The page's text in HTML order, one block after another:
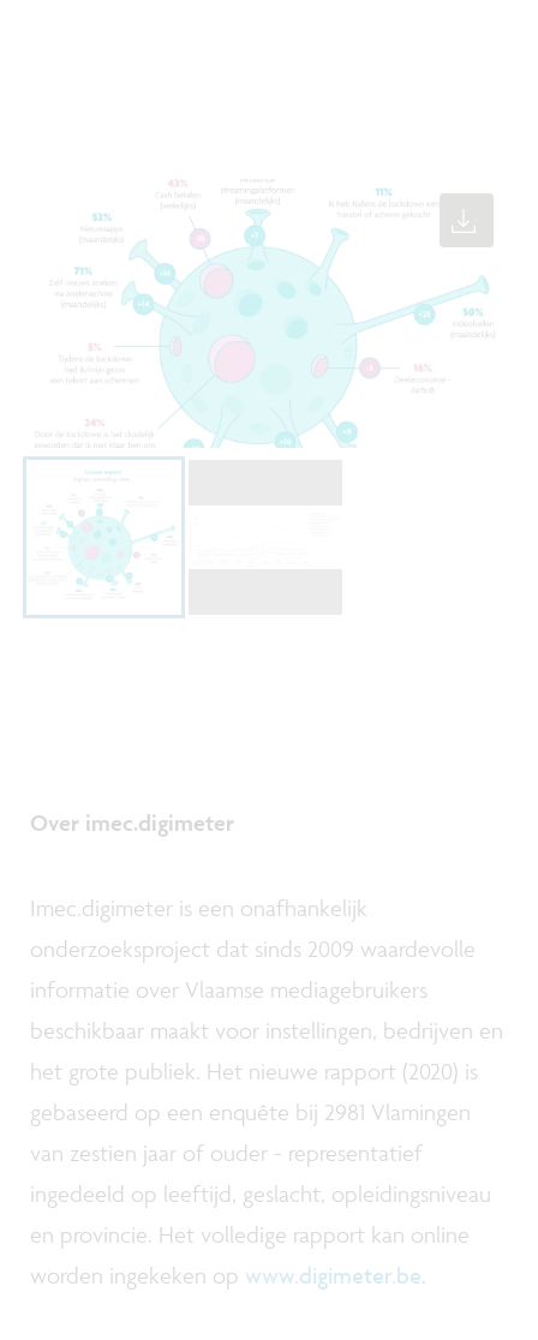
Over imec.digimeter
Imec.digimeter is een onafhankelijk
onderzoeksproject dat sinds 2009 waardevolle
informatie over Vlaamse mediagebruikers
beschikbaar maakt voor instellingen, bedrijven en
het grote publiek. Het nieuwe rapport (2020) is
gebaseerd op een enquête bij 2981 Vlamingen
van zestien jaar of ouder - representatief
ingedeeld op leeftijd, geslacht, opleidingsniveau
en provincie. Het volledige rapport kan online
worden ingekeken op www.digimeter.be.